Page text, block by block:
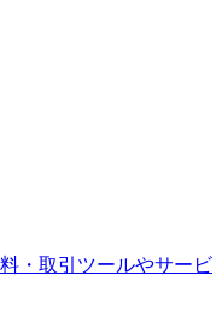
・取引ツールやサービ